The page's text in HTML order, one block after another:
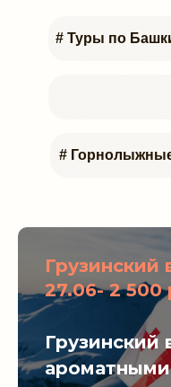
# Туры по
#
Грузинский
27.06- 2 500
Грузинский